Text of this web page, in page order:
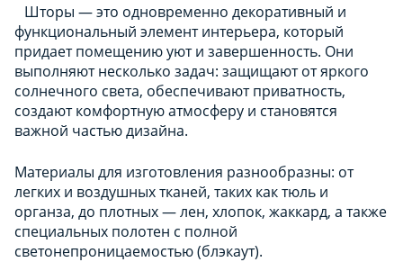
Шторы — это одновременно декоративный и
функциональный элемент интерьера, который
придает помещению уют и завершенность. Они
выполняют несколько задач: защищают от яркого
солнечного света, обеспечивают приватность,
создают комфортную атмосферу и становятся
важной частью дизайна.
Материалы для изготовления разнообразны: от
легких и воздушных тканей, таких как тюль и
органза, до плотных — лен, хлопок, жаккард, а также
специальных полотен с полной
светонепроницаемостью (блэкаут).